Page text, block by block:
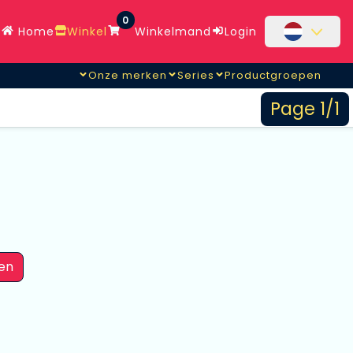
Home Winkel
0
Winkelmand Login
Onze merken Series Productgroepen
Page 1/1